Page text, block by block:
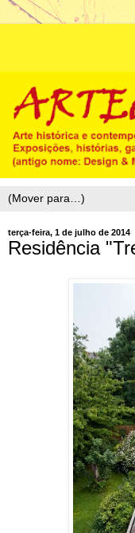
terça-feira, 1 de julho de 2014
Residência